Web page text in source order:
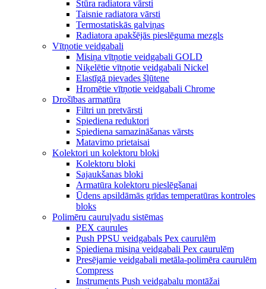
Stūra radiatora vārsti
Taisnie radiatora vārsti
Termostatiskās galviņas
Radiatora apakšējās pieslēguma mezgls
Vītņotie veidgabali
Misiņa vītņotie veidgabali GOLD
Niķelētie vītņotie veidgabali Nickel
Elastīgā pievades šļūtene
Hromētie vītņotie veidgabali Chrome
Drošības armatūra
Filtri un pretvārsti
Spiediena reduktori
Spiediena samazināšanas vārsts
Matavimo prietaisai
Kolektori un kolektoru bloki
Kolektoru bloki
Sajaukšanas bloki
Armatūra kolektoru pieslēgšanai
Ūdens apsildāmās grīdas temperatūras kontroles
bloks
Polimēru cauruļvadu sistēmas
PEX caurules
Push PPSU veidgabals Pex caurulēm
Spiediena misiņa veidgabali Pex caurulēm
Presējamie veidgabali metāla-polimēra caurulēm
Compress
Instruments Push veidgabalu montāžai